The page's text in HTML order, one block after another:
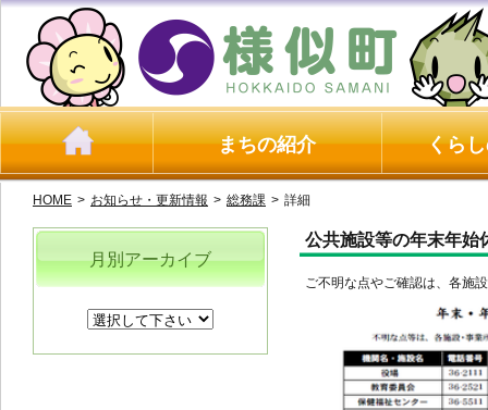
まちの紹介 くら
HOME > お知らせ・更新情報 > 総務課 > 詳細
公共施設等の年末年始
ご不明な点やご確認は、各施
月別アーカイブ